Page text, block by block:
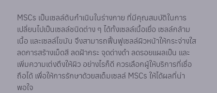
MSCs เป็นเซลล์ต้นกำเนินในร่างกาย ที่มีคุณสมบัติในการ
เปลี่ยนไปเป็นเซลล์ชนิดต่าง ๆ ได้ทั้งเซลล์เนื้อเยื่อ เซลล์กล้าม
เนื้อ และเซลล์ไขมัน จึงสามารถฟื้นฟูเซลล์ผิวหน้าให้กระจ่างใส
ลดการสร้างเม็ดสี ลดฝ้ากระ จุดด่างดำ ลดรอยแผลเป็น และ
เพิ่มความเต่งตึงให้ผิว อย่างไรก็ดี ควรเลือกผู้ให้บริการที่เชื่อ
ถือได้ เพื่อให้การรักษาด้วยสเต็มเซลล์ MSCs ให้ได้ผลที่น่า
พอใจ